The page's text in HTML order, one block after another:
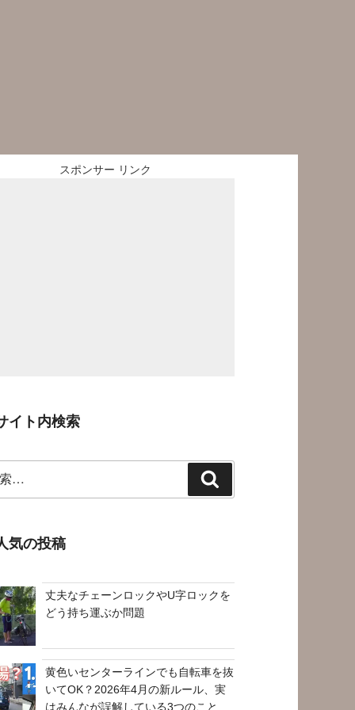
スポンサー リンク
イト内検索
索
気の投稿
丈夫なチェーンロックやU字ロックを
どう持ち運ぶか問題
黄色いセンターラインでも自転車を抜
いてOK？2026年4月の新ルール、実
はみんなが誤解している3つのこと